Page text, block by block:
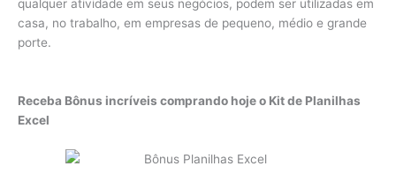
qualquer atividade em seus negócios, podem ser utilizadas em
casa, no trabalho, em empresas de pequeno, médio e grande
porte.
Receba Bônus incríveis comprando hoje o Kit de Planilhas
Excel